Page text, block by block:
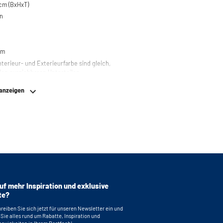
(BxHxT)
und Exterieurfarbe sind gleich,
ausziehbaren Unterteilen.
mehr Inspiration und exklusive
Sie sich jetzt für unseren Newsletter ein und
alles rund um Rabatte, Inspiration und